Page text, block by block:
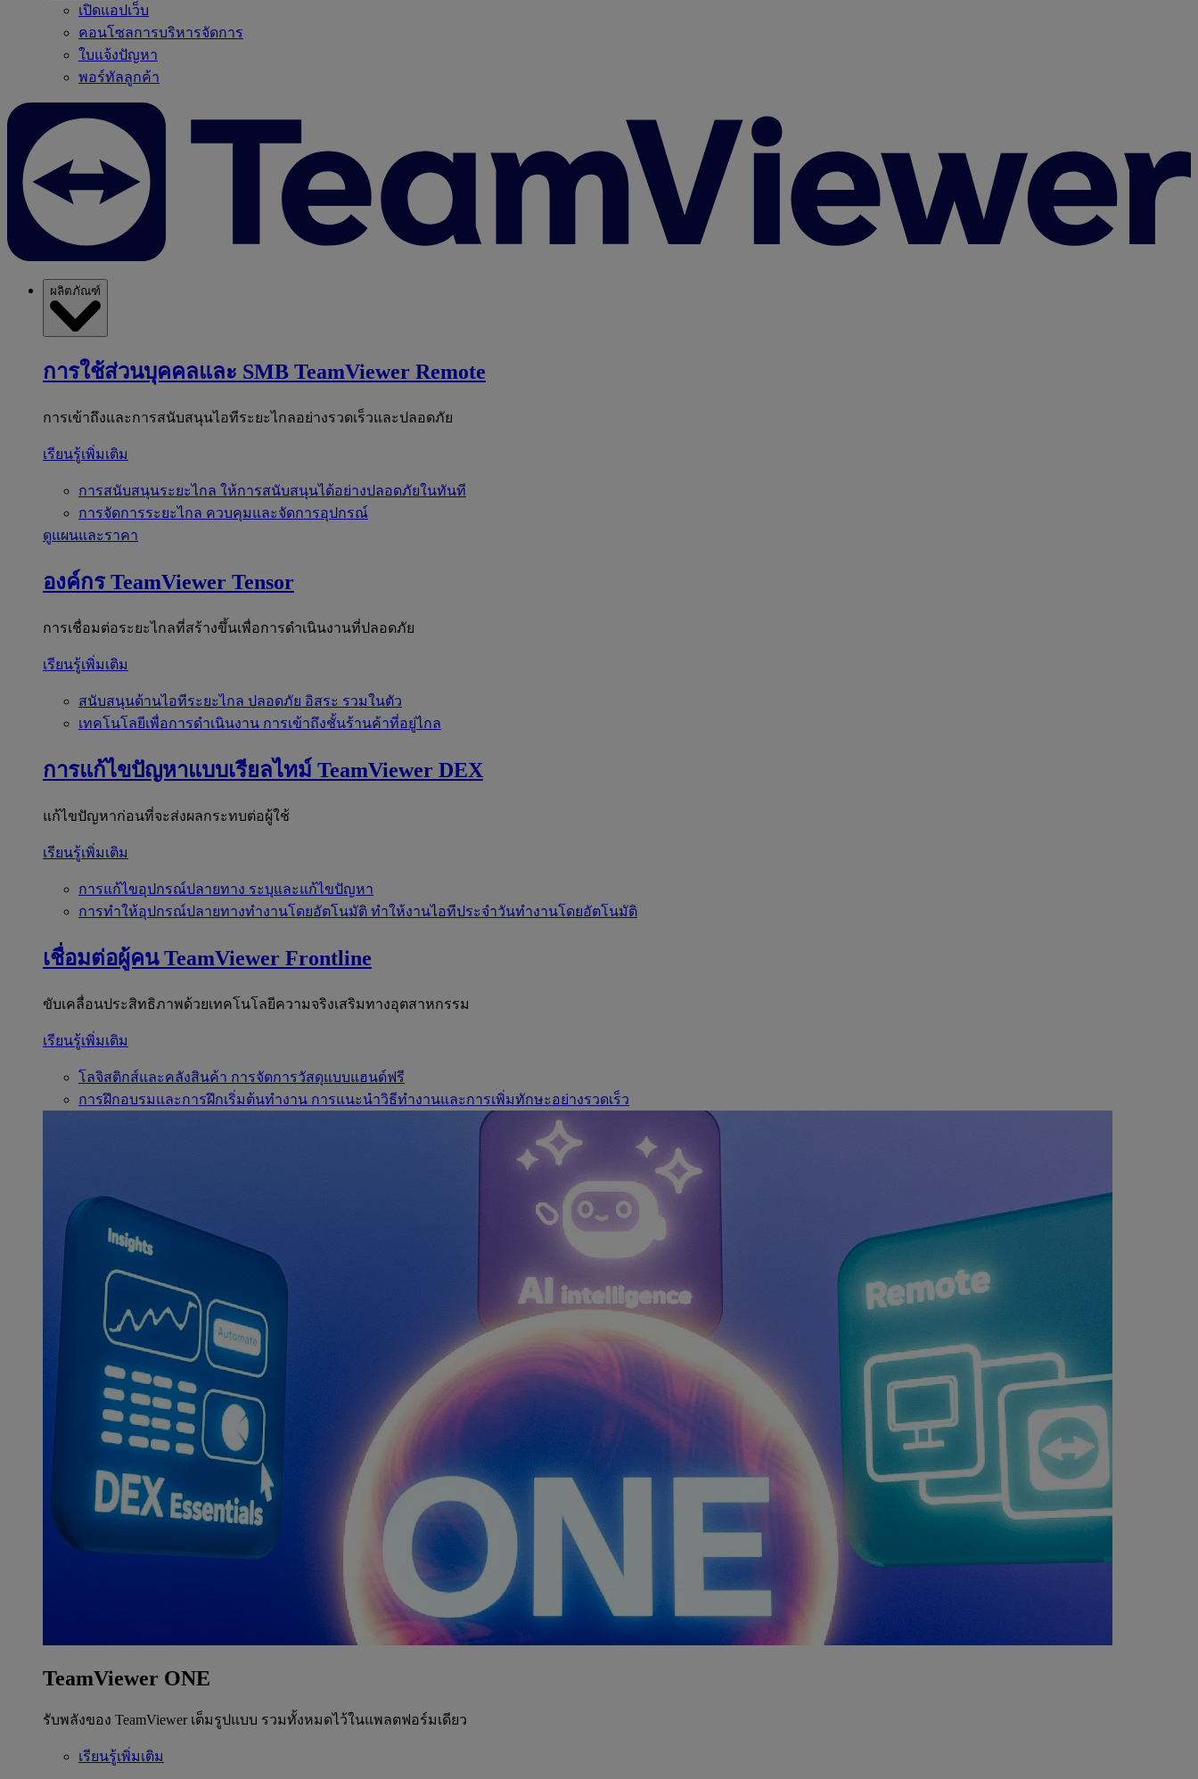
เปิดแอปเว็บ
คอนโซลการบริหารจัดการ
ใบแจ้งปัญหา
พอร์ทัลลูกค้า
ผลิตภัณฑ์
การใช้ส่วนบุคคลและ SMB TeamViewer Remote
การเข้าถึงและการสนับสนุนไอทีระยะไกลอย่างรวดเร็วและปลอดภัย
เรียนรู้เพิ่มเติม
การสนับสนุนระยะไกล ให้การสนับสนุนได้อย่างปลอดภัยในทันที
การจัดการระยะไกล ควบคุมและจัดการอุปกรณ์
ดูแผนและราคา
องค์กร TeamViewer Tensor
การเชื่อมต่อระยะไกลที่สร้างขึ้นเพื่อการดำเนินงานที่ปลอดภัย
เรียนรู้เพิ่มเติม
สนับสนุนด้านไอทีระยะไกล ปลอดภัย อิสระ รวมในตัว
เทคโนโลยีเพื่อการดำเนินงาน การเข้าถึงชั้นร้านค้าที่อยู่ไกล
การแก้ไขปัญหาแบบเรียลไทม์ TeamViewer DEX
แก้ไขปัญหาก่อนที่จะส่งผลกระทบต่อผู้ใช้
เรียนรู้เพิ่มเติม
การแก้ไขอุปกรณ์ปลายทาง ระบุและแก้ไขปัญหา
การทำให้อุปกรณ์ปลายทางทำงานโดยอัตโนมัติ ทำให้งานไอทีประจำวันทำงานโดยอัตโนมัติ
เชื่อมต่อผู้คน TeamViewer Frontline
ขับเคลื่อนประสิทธิภาพด้วยเทคโนโลยีความจริงเสริมทางอุตสาหกรรม
เรียนรู้เพิ่มเติม
โลจิสติกส์และคลังสินค้า การจัดการวัสดุแบบแฮนด์ฟรี
การฝึกอบรมและการฝึกเริ่มต้นทำงาน การแนะนำวิธีทำงานและการเพิ่มทักษะอย่างรวดเร็ว
TeamViewer ONE
รับพลังของ TeamViewer เต็มรูปแบบ รวมทั้งหมดไว้ในแพลตฟอร์มเดียว
เรียนรู้เพิ่มเติม